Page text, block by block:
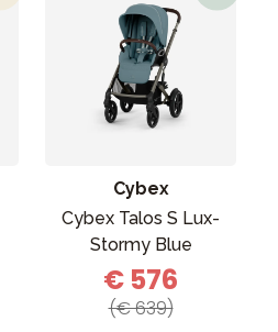
Cybex
Cybex Talos S Lux-
Stormy Blue
€ 576
(€ 639)